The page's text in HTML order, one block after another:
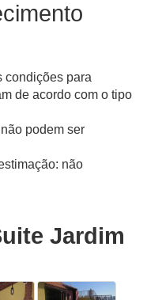
condições para
de acordo com o tipo
podem ser
não
Jardim